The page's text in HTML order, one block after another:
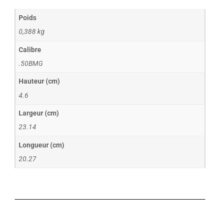
Poids
0,388 kg
Calibre
.50BMG
Hauteur (cm)
4.6
Largeur (cm)
23.14
Longueur (cm)
20.27